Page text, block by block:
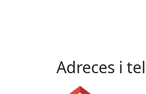
Adreces i